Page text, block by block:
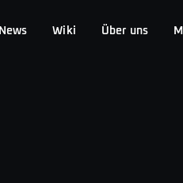
News Wiki Über uns